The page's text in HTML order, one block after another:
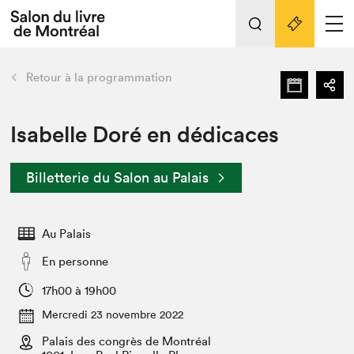
Espace médias
Espace exposant⋅e⋅s
Tout sur l'édition 2022
Actualités
Vidéos et Balados
Club de lecture Braindate
retour Nos activités
Édition 2022
Nous connaître
Projets partenaires 2022
Archives
Liens pratiques
Retour à la programmation
Isabelle Doré en dédicaces
Billetterie du Salon au Palais
Au Palais
En personne
17h00 à 19h00
Mercredi 23 novembre 2022
Palais des congrès de Montréal